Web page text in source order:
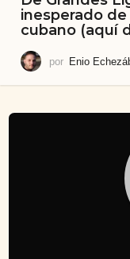
inesperado
cubano (aquí
por Enio